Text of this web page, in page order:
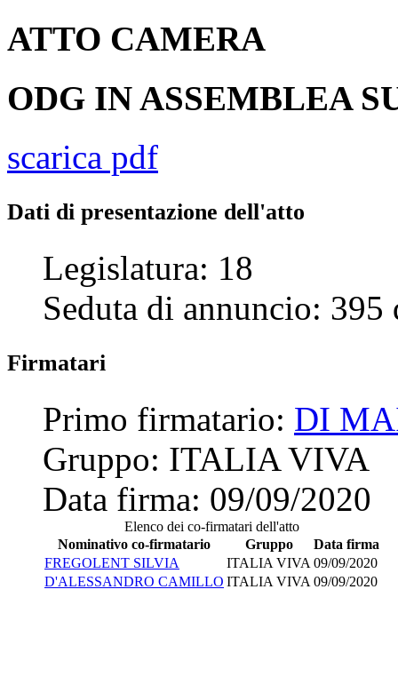
ATTO CAMERA
ODG IN ASSEMBLEA
scarica pdf
Dati di presentazione dell'atto
Legislatura: 18
Seduta di annuncio: 395
Firmatari
Primo firmatario: DI
Gruppo: ITALIA VIVA
Data firma: 09/09/2020
Elenco dei co-firmatari dell'atto
Nominativo co-firmatario
Gruppo
Data firma
FREGOLENT SILVIA
ITALIA VIVA 09/09/2020
D'ALESSANDRO CAMILLO ITALIA VIVA 09/09/2020